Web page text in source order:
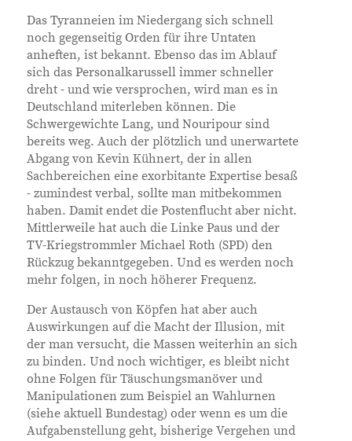
Das Tyranneien im Niedergang sich schnell
noch gegenseitig Orden für ihre Untaten
anheften, ist bekannt. Ebenso das im Ablauf
sich das Personalkarussell immer schneller
dreht - und wie versprochen, wird man es in
Deutschland miterleben können. Die
Schwergewichte Lang, und Nouripour sind
bereits weg. Auch der plötzlich und unerwartete
Abgang von Kevin Kühnert, der in allen
Sachbereichen eine exorbitante Expertise besaß
- zumindest verbal, sollte man mitbekommen
haben. Damit endet die Postenflucht aber nicht.
Mittlerweile hat auch die Linke Paus und der
TV-Kriegstrommler Michael Roth (SPD) den
Rückzug bekanntgegeben. Und es werden noch
mehr folgen, in noch höherer Frequenz.
Der Austausch von Köpfen hat aber auch
Auswirkungen auf die Macht der Illusion, mit
der man versucht, die Massen weiterhin an sich
zu binden. Und noch wichtiger, es bleibt nicht
ohne Folgen für Täuschungsmanöver und
Manipulationen zum Beispiel an Wahlurnen
(siehe aktuell Bundestag) oder wenn es um die
Aufgabenstellung geht, bisherige Vergehen und